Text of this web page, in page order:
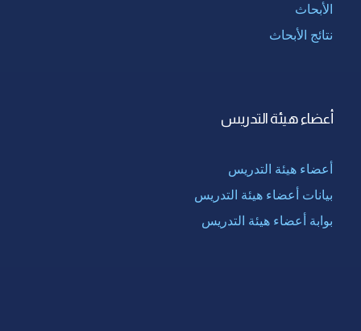
الأبحاث
نتائج الأبحاث
أعضاء هيئة التدريس
أعضاء هيئة التدريس
بيانات أعضاء هيئة التدريس
بوابة أعضاء هيئة التدريس